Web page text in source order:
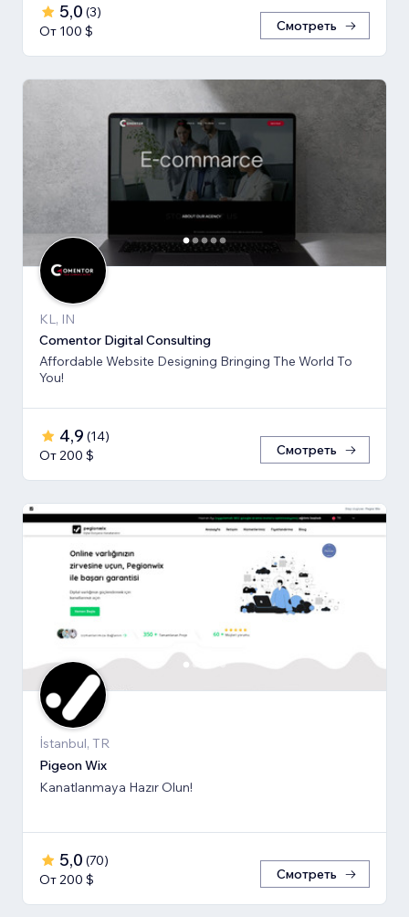
5,0 (3)
От 100 $
Смотреть
KL, IN
Comentor Digital Consulting
Affordable Website Designing Bringing The World To
You!
4,9 (14)
От 200 $
Смотреть
İstanbul, TR
Pigeon Wix
Kanatlanmaya Hazır Olun!
5,0 (70)
От 200 $
Смотреть